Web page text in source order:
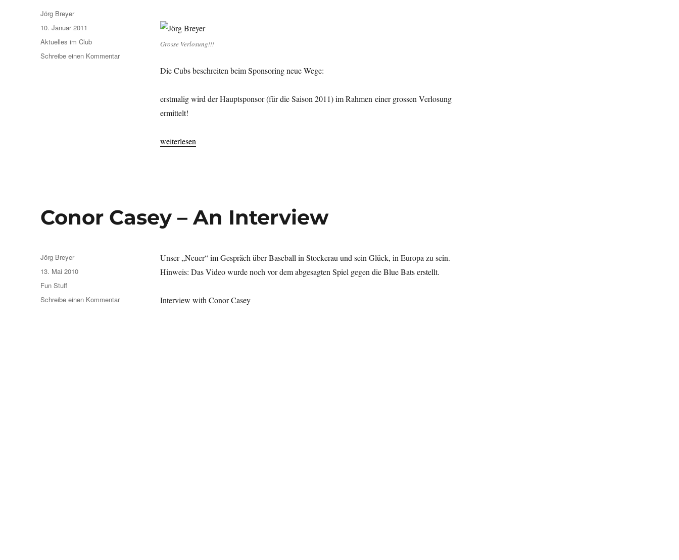
Grosse Verlosung!!!
Die Cubs beschreiten beim Sponsoring neue Wege:
erstmalig wird der Hauptsponsor (für die Saison 2011) im Rahmen einer grossen Verlosung
ermittelt!
„Grosse Verlosung!!!“
weiterlesen
Autor
Jörg Breyer
Veröffentlicht
am
10. Januar 2011
Kategorien
Aktuelles im Club
Schreibe einen Kommentarzu
Conor Casey – An Interview
Unser „Neuer“ im Gespräch über Baseball in Stockerau und sein Glück, in Europa zu sein.
Hinweis: Das Video wurde noch vor dem abgesagten Spiel gegen die Blue Bats erstellt.
Interview with Conor Casey
Autor
Jörg Breyer
Veröffentlicht
am
13. Mai 2010
Kategorien
Fun Stuff
Schreibe einen Kommentarzu